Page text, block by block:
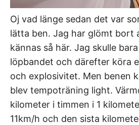
Oj vad länge sedan det var
lätta ben. Jag har glömt bort
kännas så här. Jag skulle
löpbandet och därefter köra
och explosivitet. Men benen
blev tempoträning light.
kilometer i timmen i 1
11km/h och den sista